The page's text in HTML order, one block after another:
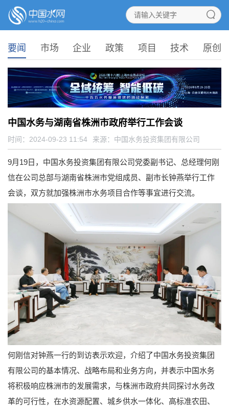
要闻 市场 企业 政策 项目 技术 原创
中国水务与湖南省株洲市政府举行工作会谈
时间：2024-09-23 11:54 来源： 中国水务投资集团有限公司
9月19日，中国水务投资集团有限公司党委副书记、总经理何刚
信在公司总部与湖南省株洲市党组成员、副市长钟燕举行工作
会谈，双方就加强株洲市水务项目合作等事宜进行交流。
何刚信对钟燕一行的到访表示欢迎，介绍了中国水务投资集团
有限公司的基本情况、战略布局和业务方向，并表示中国水务
将积极响应株洲市的发展需求，与株洲市政府共同探讨水务改
革的可行性，在水资源配置、城乡供水一体化、高标准农田、